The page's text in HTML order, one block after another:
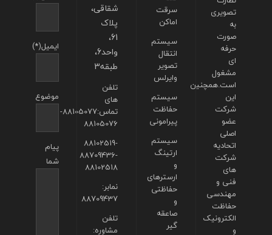
ایمیل(*)
موضوع
پیام
شما
شقاقی،
پلاک
61،
واحد6،
طبقه3
تلفن
های
تماس:88105077-
88105076
88102519-
88709436-
88102518
نمابر:
88709437
تلفن
مشاوره:
سرقت
اماکن
سیستم
انتقال
تصویر
وایرلس
سیستم
حفاظت
پیرامونی
سیستم
ارتینگ
و
ارسترهای
حفاظتی
و
صاعقه
گیر
تصویری
به
صورت
حرفه
ای
مشغول
است.همچنین
این
شرکت
عضو
اصلی
اتحادیه
شرکت
های
فنی و
مهندسی
حفاظت
الکترونیک
و